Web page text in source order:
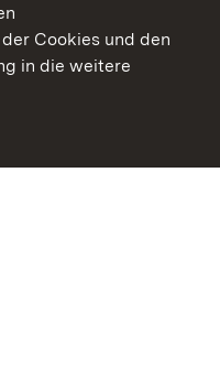
Cookies und den
in die weitere